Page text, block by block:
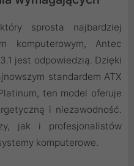
sprosta najbardziej
komputerowym, Antec
jest odpowiedzią. Dzięki
standardem ATX
ten model oferuje
i niezawodność.
jak i profesjonalistów
komputerowe.